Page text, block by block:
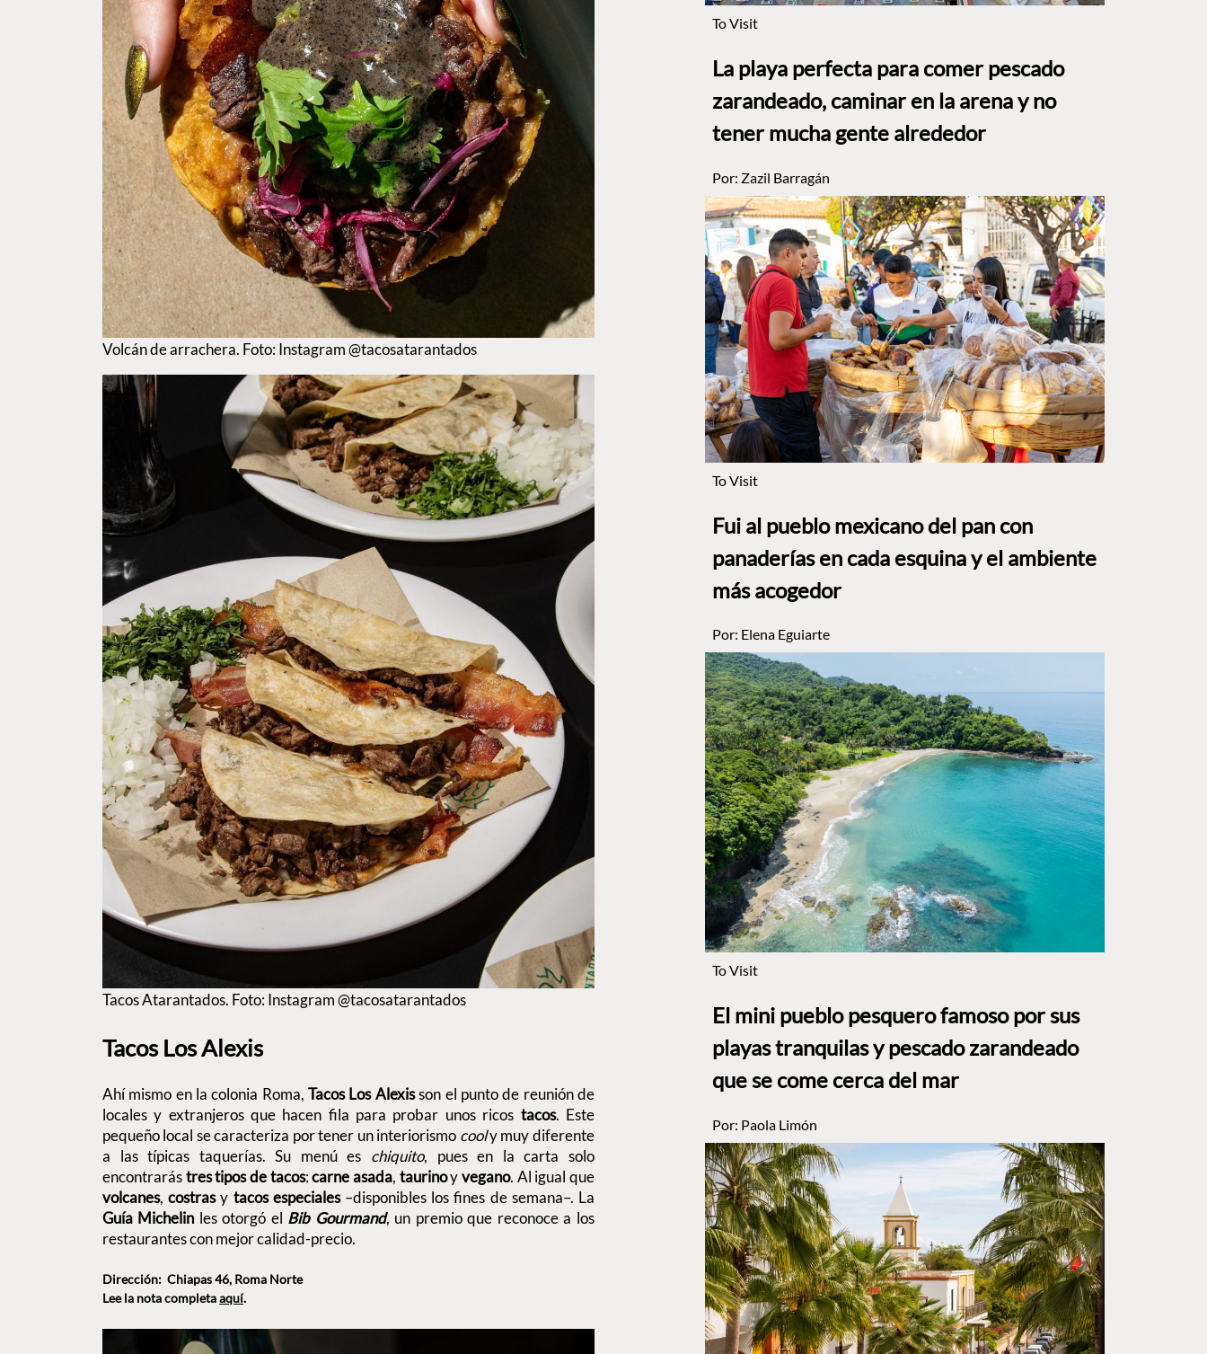
Volcán de arrachera. Foto: Instagram @tacosatarantados
Tacos Atarantados. Foto: Instagram @tacosatarantados
Tacos Los Alexis
Ahí mismo en la colonia Roma,Tacos Los Alexisson el punto de reunión de
locales y extranjeros que hacen fila para probar unos ricos tacos. Este
pequeño local se caracteriza por tener un interiorismo cooly muy diferente
a las típicas taquerías. Su menú es chiquito, pues en la carta solo
encontrarástres tipos de tacos:carne asada, taurinoyvegano. Al igual que
volcanes,costrasy tacos especiales–disponibles los fines de semana–. La
Guía Michelin les otorgó el Bib Gourmand, un premio que reconoce a los
restaurantes con mejor calidad-precio.
Dirección: Chiapas 46, Roma Norte
Lee la nota completaaquí.
To Visit
La playa perfecta para comer pescado
zarandeado, caminar en la arena y no
tener mucha gente alrededor
Por: Zazil Barragán
To Visit
Fui al pueblo mexicano del pan con
panaderías en cada esquina y el ambiente
más acogedor
Por: Elena Eguiarte
To Visit
El mini pueblo pesquero famoso por sus
playas tranquilas y pescado zarandeado
que se come cerca del mar
Por: Paola Limón